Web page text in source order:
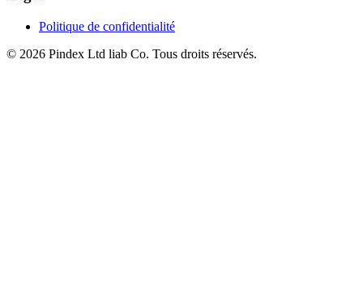
Politique de confidentialité
© 2026 Pindex Ltd liab Co. Tous droits réservés.